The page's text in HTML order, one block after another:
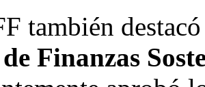
también
Finanzas